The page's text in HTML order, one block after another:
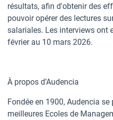
résultats, afin d'obtenir des
pouvoir opérer des lectures
salariales. Les interviews ont
février au 10 mars 2026.
À propos d’Audencia
Fondée en 1900, Audencia
meilleures Ecoles de